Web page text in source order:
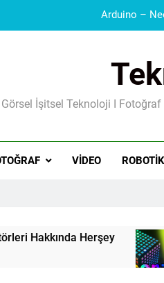
Görsel İşitsel Teknoloji I
VIDEO